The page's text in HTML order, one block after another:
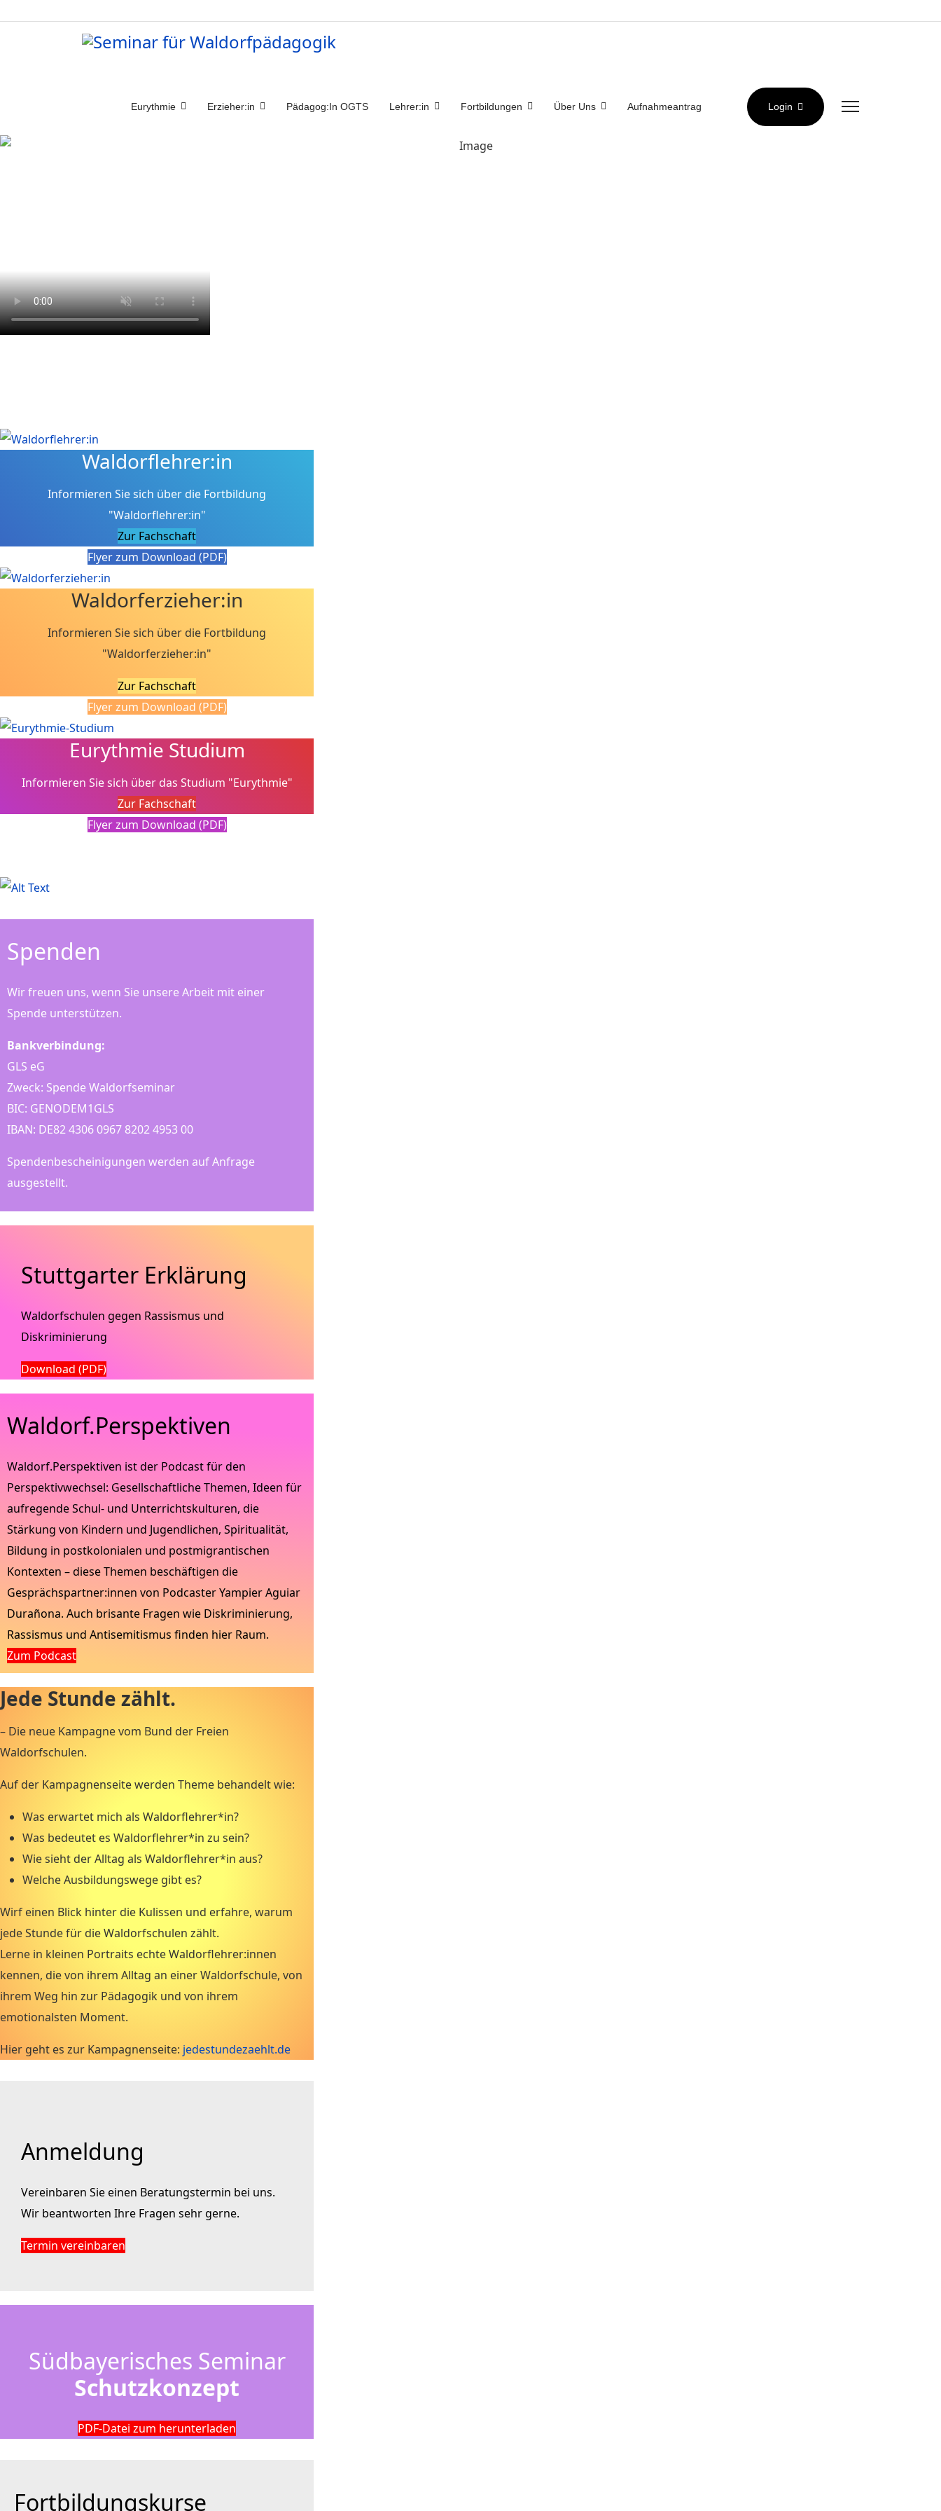
Eurythmie Erzieher:in Pädagog:In OGTS Lehrer:in Fortbildungen Über Uns Aufnahmeantrag Login
Waldorflehrer:in
Informieren Sie sich über die Fortbildung
"Waldorflehrer:in"
Zur Fachschaft
Flyer zum Download (PDF)
Waldorferzieher:in
Informieren Sie sich über die Fortbildung
"Waldorferzieher:in"
Zur Fachschaft
Flyer zum Download (PDF)
Eurythmie Studium
Informieren Sie sich über das Studium "Eurythmie"
Zur Fachschaft
Flyer zum Download (PDF)
Spenden
Wir freuen uns, wenn Sie unsere Arbeit mit einer
Spende unterstützen.
Bankverbindung:
GLS eG
Zweck: Spende Waldorfseminar
BIC: GENODEM1GLS
IBAN: DE82 4306 0967 8202 4953 00
Spendenbescheinigungen werden auf Anfrage
ausgestellt.
Stuttgarter Erklärung
Waldorfschulen gegen Rassismus und
Diskriminierung
Download (PDF)
Waldorf.Perspektiven
Waldorf.Perspektiven ist der Podcast für den
Perspektivwechsel: Gesellschaftliche Themen, Ideen für
aufregende Schul- und Unterrichtskulturen, die
Stärkung von Kindern und Jugendlichen, Spiritualität,
Bildung in postkolonialen und postmigrantischen
Kontexten – diese Themen beschäftigen die
Gesprächspartner:innen von Podcaster Yampier Aguiar
Durañona. Auch brisante Fragen wie Diskriminierung,
Rassismus und Antisemitismus finden hier Raum.
Zum Podcast
Jede Stunde zählt.
– Die neue Kampagne vom Bund der Freien
Waldorfschulen.
Auf der Kampagnenseite werden Theme behandelt wie:
Was erwartet mich als Waldorflehrer*in?
Was bedeutet es Waldorflehrer*in zu sein?
Wie sieht der Alltag als Waldorflehrer*in aus?
Welche Ausbildungswege gibt es?
Wirf einen Blick hinter die Kulissen und erfahre, warum
jede Stunde für die Waldorfschulen zählt.
Lerne in kleinen Portraits echte Waldorflehrer:innen
kennen, die von ihrem Alltag an einer Waldorfschule, von
ihrem Weg hin zur Pädagogik und von ihrem
emotionalsten Moment.
Hier geht es zur Kampagnenseite: jedestundezaehlt.de
Anmeldung
Vereinbaren Sie einen Beratungstermin bei uns.
Wir beantworten Ihre Fragen sehr gerne.
Termin vereinbaren
Südbayerisches Seminar
Schutzkonzept
PDF-Datei zum herunterladen
Fortbildungskurse